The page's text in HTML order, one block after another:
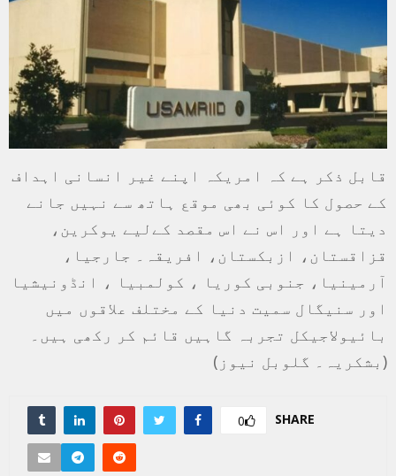
قابل ذکر ہے کہ امریکہ اپنے غیر انسانی اہداف
کے حصول کا کوئی بھی موقع ہاتھ سے نہیں جانے
دیتا ہے اور اس نے اس مقصد کےلیے یوکرین،
قزاقستان، ازبکستان، افریقہ۔ جارجیا،
آرمینیا، جنوبی کوریا ، کولمبیا ، انڈونیشیا
اور سنیگال سمیت دنیا کے مختلف علاقوں میں
بائیولاجیکل تجربہ گاہیں قائم کر رکھی ہیں۔
(بشکریہ۔ گلوبل نیوز)
SHARE
0